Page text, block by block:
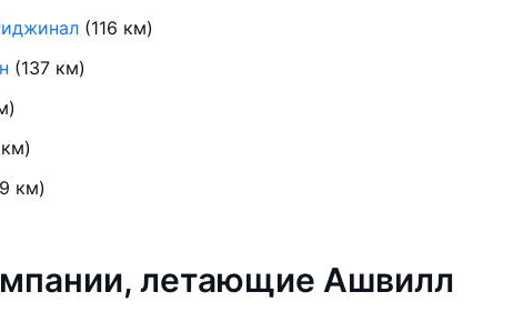
(116 км)
(137 км)
км)
летающие Ашвилл